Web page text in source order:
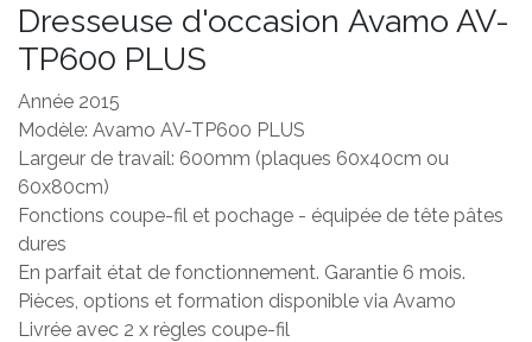
Dresseuse d'occasion Avamo AV-
TP600 PLUS
Année 2015
Modèle: Avamo AV-TP600 PLUS
Largeur de travail: 600mm (plaques 60x40cm ou
60x80cm)
Fonctions coupe-fil et pochage - équipée de tête pâtes
dures
En parfait état de fonctionnement. Garantie 6 mois.
Pièces, options et formation disponible via Avamo
Livrée avec 2 x règles coupe-fil